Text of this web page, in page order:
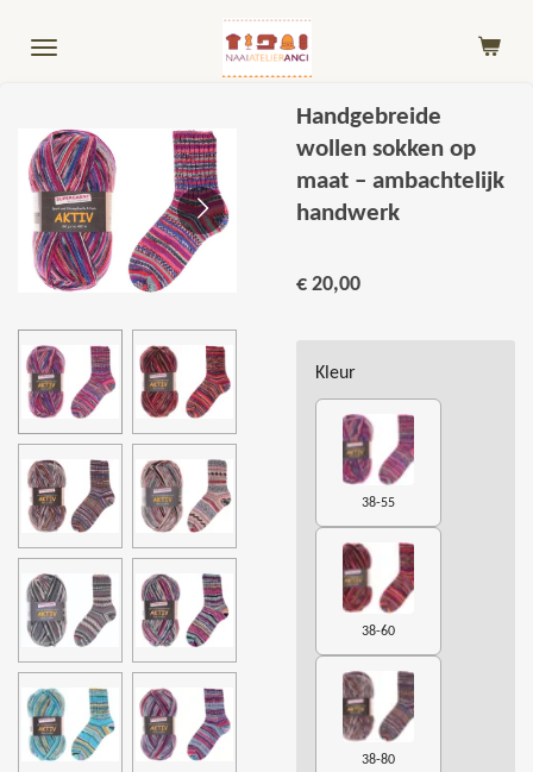
direct
hoofdinhoud
Handgebreide
wollen sokken op
maat – ambachtelijk
handwerk
€ 20,00
Kleur
38-55
38-60
38-80